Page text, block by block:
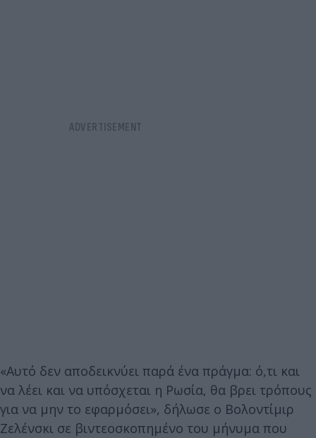
«Αυτό δεν αποδεικνύει παρά ένα πράγμα: ό,τι και
να λέει και να υπόσχεται η Ρωσία, θα βρει τρόπους
για να μην το εφαρμόσει», δήλωσε ο Βολοντίμιρ
Ζελένσκι σε βιντεοσκοπημένο του μήνυμα που